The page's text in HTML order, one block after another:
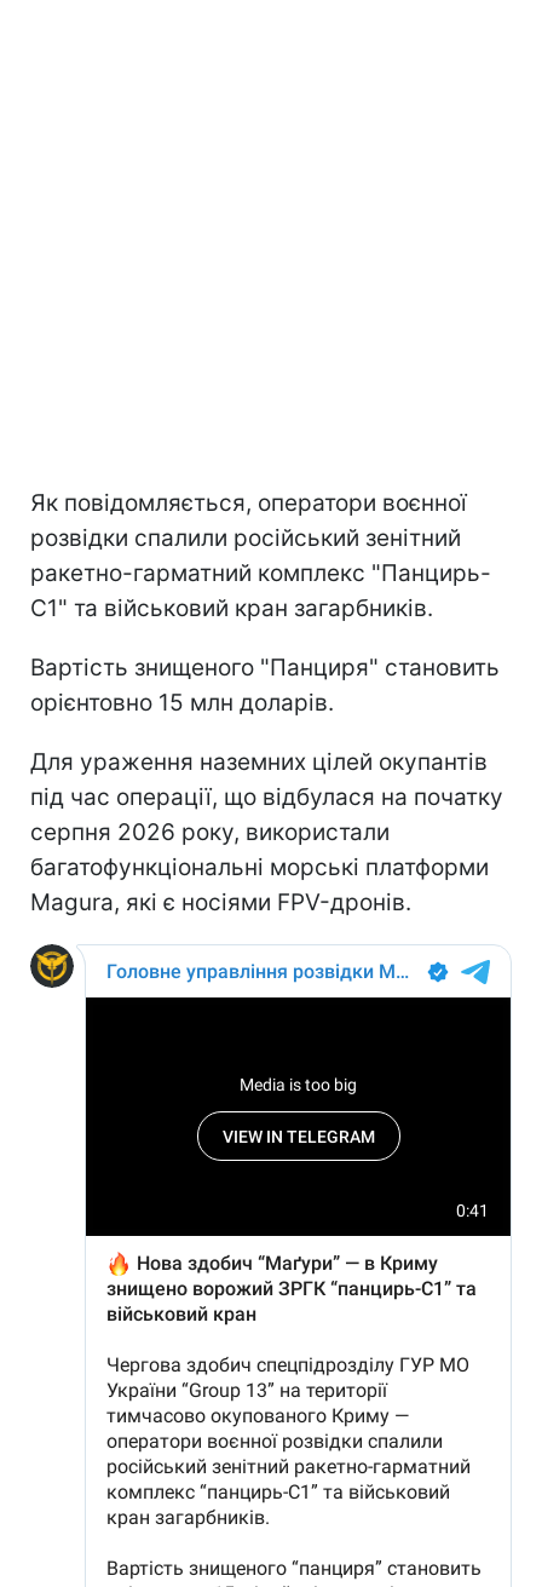
Як повідомляється, оператори воєнної
розвідки спалили російський зенітний
ракетно-гарматний комплекс "Панцирь-
С1" та військовий кран загарбників.
Вартість знищеного "Панциря" становить
орієнтовно 15 млн доларів.
Для ураження наземних цілей окупантів
під час операції, що відбулася на початку
серпня 2026 року, використали
багатофункціональні морські платформи
Magura, які є носіями FPV-дронів.